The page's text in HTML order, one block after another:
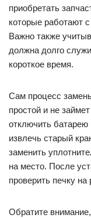
приобретать
которые работают
Важно также
должна долго
короткое время.
Сам процесс
простой и не
отключить батарею
извлечь старый
заменить
на место. После
проверить печку на
Обратите